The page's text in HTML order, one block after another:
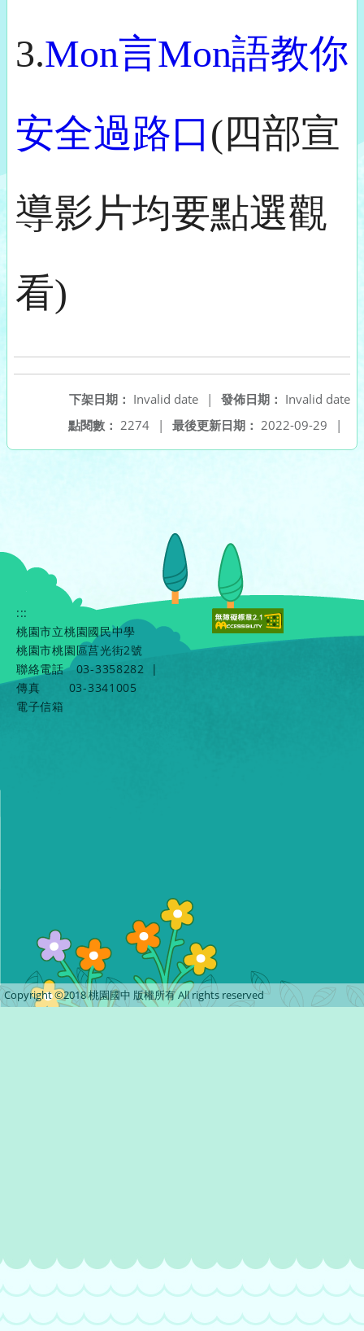
3.Mon言Mon語教你
安全過路口(四部宣
導影片均要點選觀
看)
發佈日期： Invalid date
下架日期： Invalid date
|
最後更新日期： 2022-09-29 |
點閱數： 2274 |
:::
桃園市立桃園國民中學
桃園市桃園區莒光街2號
聯絡電話
03-3358282
|
傳真
03-3341005
電子信箱
Copyright ©2018 桃園國中 版權所有 All rights reserved